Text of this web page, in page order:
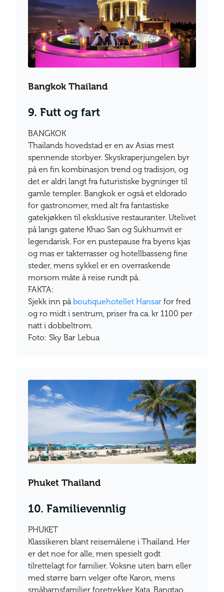
Bangkok Thailand
9. Futt og fart
BANGKOK
Thailands hovedstad er en av Asias mest
spennende storbyer. Skyskraperjungelen byr
på en fin kombinasjon trend og tradisjon, og
det er aldri langt fra futuristiske bygninger til
gamle templer. Bangkok er også et eldorado
for gastronomer, med alt fra fantastiske
gatekjøkken til eksklusive restauranter. Utelivet
på langs gatene Khao San og Sukhumvit er
legendarisk. For en pustepause fra byens kjas
og mas er takterrasser og hotellbasseng fine
steder, mens sykkel er en overraskende
morsom måte å reise rundt på.
FAKTA:
Sjekk inn påboutiquehotellet Hansar for fred
og ro midt i sentrum, priser fra ca. kr 1100 per
natt i dobbeltrom.
Foto: Sky Bar Lebua
Phuket Thailand
10. Familievennlig
PHUKET
Klassikeren blant reisemålene i Thailand. Her
er det noe for alle, men spesielt godt
tilrettelagt for familier. Voksne uten barn eller
med større barn velger ofte Karon, mens
småbarnsfamilier foretrekker Kata, Bangtao